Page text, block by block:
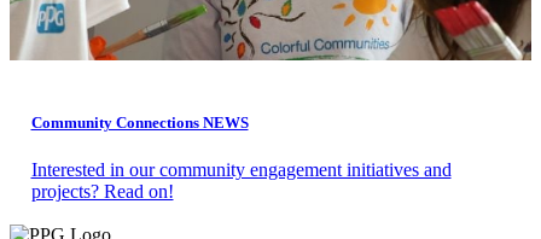
Community Connections NEWS
Interested in our community engagement initiatives and
projects? Read on!